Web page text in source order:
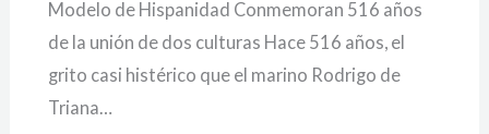
Modelo de Hispanidad Conmemoran 516 años
de la unión de dos culturas Hace 516 años, el
grito casi histérico que el marino Rodrigo de
Triana…